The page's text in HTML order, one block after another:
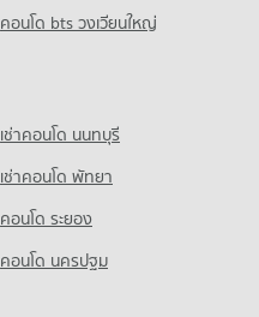
คอนโด bts วงเวียนใหญ่
เช่าคอนโด นนทบุรี
เช่าคอนโด พัทยา
คอนโด ระยอง
คอนโด นครปฐม